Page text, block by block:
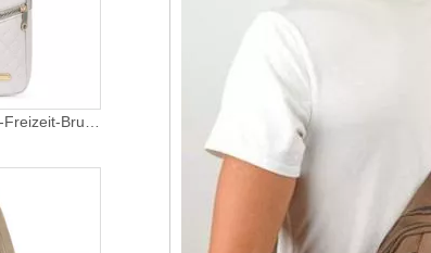
Wasserdichte Business-Freizeit-Brust-Reisetasche über der Schulter Brusttasche benutzerdefinierte Sling-Tasche für gesteppten Stoff